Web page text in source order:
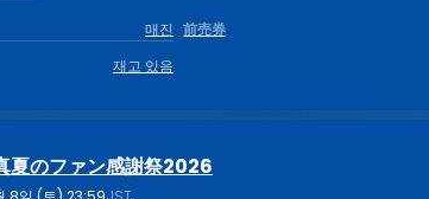
매진 前売券
재고 있음
夏のファン感謝祭2026